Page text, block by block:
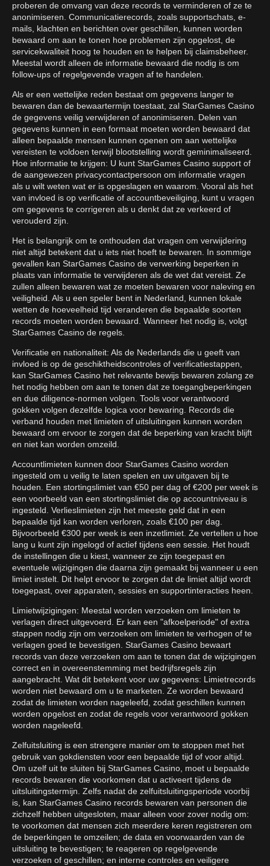
proberen de omvang van deze records te verminderen of ze te
anonimiseren. Communicatierecords, zoals supportschats, e-
mails, klachten en berichten over geschillen, kunnen worden
bewaard om aan te tonen hoe problemen zijn opgelost, de
servicekwaliteit hoog te houden en te helpen bij claimsbeheer.
Meestal wordt alleen de informatie bewaard die nodig is om
follow-ups of regelgevende vragen af te handelen.
Als er een wettelijke reden bestaat om gegevens langer te
bewaren dan de bewaartermijn toestaat, zal StarGames Casino
de gegevens veilig verwijderen of anonimiseren. Delen van
gegevens kunnen in een formaat moeten worden bewaard dat
alleen bepaalde mensen kunnen openen om aan wettelijke
vereisten te voldoen terwijl blootstelling wordt geminimaliseerd.
Hoe informatie te krijgen: U kunt StarGames Casino support of
de aangewezen privacycontactpersoon om informatie vragen
als u wilt weten wat er is opgeslagen en waarom. Vooral als het
van invloed is op verificatie of accountbeveiliging, kunt u vragen
om gegevens te corrigeren als u denkt dat ze verkeerd of
verouderd zijn.
Het is belangrijk om te onthouden dat vragen om verwijdering
niet altijd betekent dat u iets niet hoeft te bewaren. In sommige
gevallen kan StarGames Casino de verwerking beperken in
plaats van informatie te verwijderen als de wet dat vereist. Ze
zullen alleen bewaren wat ze moeten bewaren voor naleving en
veiligheid. Als u een speler bent in Nederland, kunnen lokale
wetten de hoeveelheid tijd veranderen die bepaalde soorten
records moeten worden bewaard. Wanneer het nodig is, volgt
StarGames Casino de regels.
Verificatie en nationaliteit: Als de Nederlands die u geeft van
invloed is op de geschiktheidscontroles of verificatiestappen,
kan StarGames Casino het relevante bewijs bewaren zolang ze
het nodig hebben om aan te tonen dat ze toegangbeperkingen
en due diligence-normen volgen. Tools voor verantwoord
gokken volgen dezelfde logica voor bewaring. Records die
verband houden met limieten of uitsluitingen kunnen worden
bewaard om ervoor te zorgen dat de beperking van kracht blijft
en niet kan worden omzeild.
Accountlimieten kunnen door StarGames Casino worden
ingesteld om u veilig te laten spelen en uw uitgaven bij te
houden. Een stortingslimiet van €50 per dag of €200 per week is
een voorbeeld van een stortingslimiet die op accountniveau is
ingesteld. Verlieslimieten zijn het meeste geld dat in een
bepaalde tijd kan worden verloren, zoals €100 per dag.
Bijvoorbeeld €300 per week is een inzetlimiet. Ze vertellen u hoe
lang u kunt zijn ingelogd of actief tijdens een sessie. Het houdt
de instellingen die u kiest, wanneer ze zijn toegepast en
eventuele wijzigingen die daarna zijn gemaakt bij wanneer u een
limiet instelt. Dit helpt ervoor te zorgen dat de limiet altijd wordt
toegepast, over apparaten, sessies en supportinteracties heen.
Limietwijzigingen: Meestal worden verzoeken om limieten te
verlagen direct uitgevoerd. Er kan een "afkoelperiode" of extra
stappen nodig zijn om verzoeken om limieten te verhogen of te
verlagen goed te bevestigen. StarGames Casino bewaart
records van deze verzoeken om aan te tonen dat de wijzigingen
correct en in overeenstemming met bedrijfsregels zijn
aangebracht. Wat dit betekent voor uw gegevens: Limietrecords
worden niet bewaard om u te marketen. Ze worden bewaard
zodat de limieten worden nageleefd, zodat geschillen kunnen
worden opgelost en zodat de regels voor verantwoord gokken
worden nageleefd.
Zelfuitsluiting is een strengere manier om te stoppen met het
gebruik van gokdiensten voor een bepaalde tijd of voor altijd.
Om uzelf uit te sluiten bij StarGames Casino, moet u bepaalde
records bewaren die voorkomen dat u activeert tijdens de
uitsluitingstermijn. Zelfs nadat de zelfuitsluitingsperiode voorbij
is, kan StarGames Casino records bewaren van personen die
zichzelf hebben uitgesloten, maar alleen voor zover nodig om:
te voorkomen dat mensen zich meerdere keren registreren om
de beperkingen te omzeilen; de data en voorwaarden van de
uitsluiting te bevestigen; te reageren op regelgevende
verzoeken of geschillen; en interne controles en veiligere